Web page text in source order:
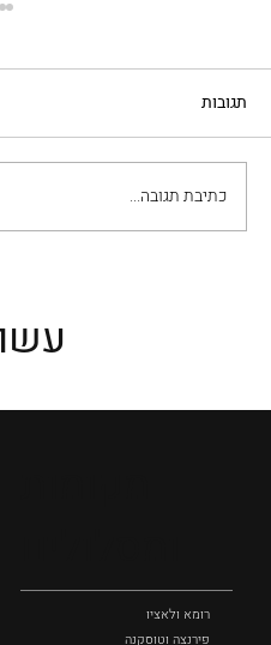
העדנה של נטליה גינצבורג
תגובות
כתיבת תגובה...
רומא ולאציו
פירנצה וטוסקנה ‏